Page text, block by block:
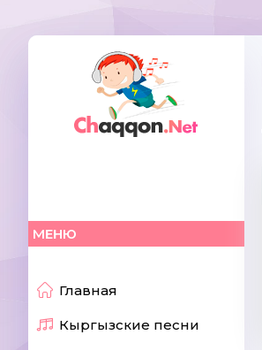
МЕНЮ
Главная
Кыргызские песни